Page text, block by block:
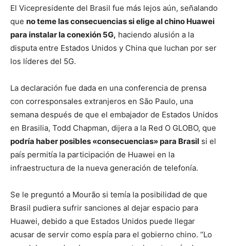
El Vicepresidente del Brasil fue más lejos aún, señalando
que no teme las consecuencias si elige al chino Huawei
para instalar la conexión 5G, haciendo alusión a la
disputa entre Estados Unidos y China que luchan por ser
los líderes del 5G.
La declaración fue dada en una conferencia de prensa
con corresponsales extranjeros en São Paulo, una
semana después de que el embajador de Estados Unidos
en Brasilia, Todd Chapman, dijera a la Red O GLOBO, que
podría haber posibles «consecuencias» para Brasil si el
país permitía la participación de Huawei en la
infraestructura de la nueva generación de telefonía.
Se le preguntó a Mourão si temía la posibilidad de que
Brasil pudiera sufrir sanciones al dejar espacio para
Huawei, debido a que Estados Unidos puede llegar
acusar de servir como espía para el gobierno chino. “Lo